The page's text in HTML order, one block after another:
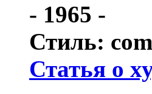
- 1965 -
Стиль:
Статья о